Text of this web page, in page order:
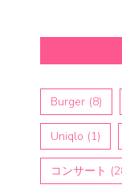
Burger (8)
Uniqlo (1)
コンサート